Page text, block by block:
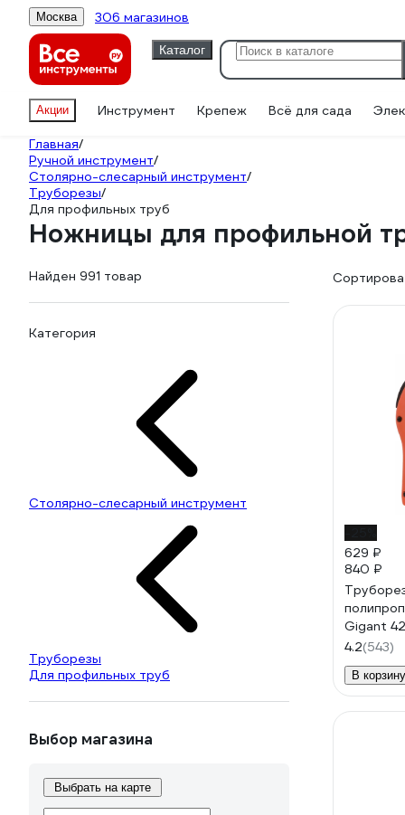
Москва 306 магазинов
Каталог
Акции Инструмент Крепеж Всё для сада
Главная/
Ручной инструмент/
Столярно-слесарный инструмент/
Труборезы/
Для профильных труб
Ножницы для профильной
Найден 991 товар
Категория
Столярно-слесарный инструмент
Труборезы
Для профильных труб
Выбор магазина
Выбрать на карте
629 ₽
840 ₽
Gigant
4.2(543)
В корзину